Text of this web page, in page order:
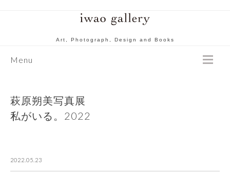
Art, Photograph, Design and Books
Menu
萩原朔美写真展
私がいる。2022
2022.05.23